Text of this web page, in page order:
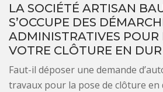
LA SOCIÉTÉ ARTISAN
S’OCCUPE DES
ADMINISTRATIVES POUR
VOTRE CLÔTURE EN DUR
Faut-il déposer une demande
travaux pour la pose de clôture en